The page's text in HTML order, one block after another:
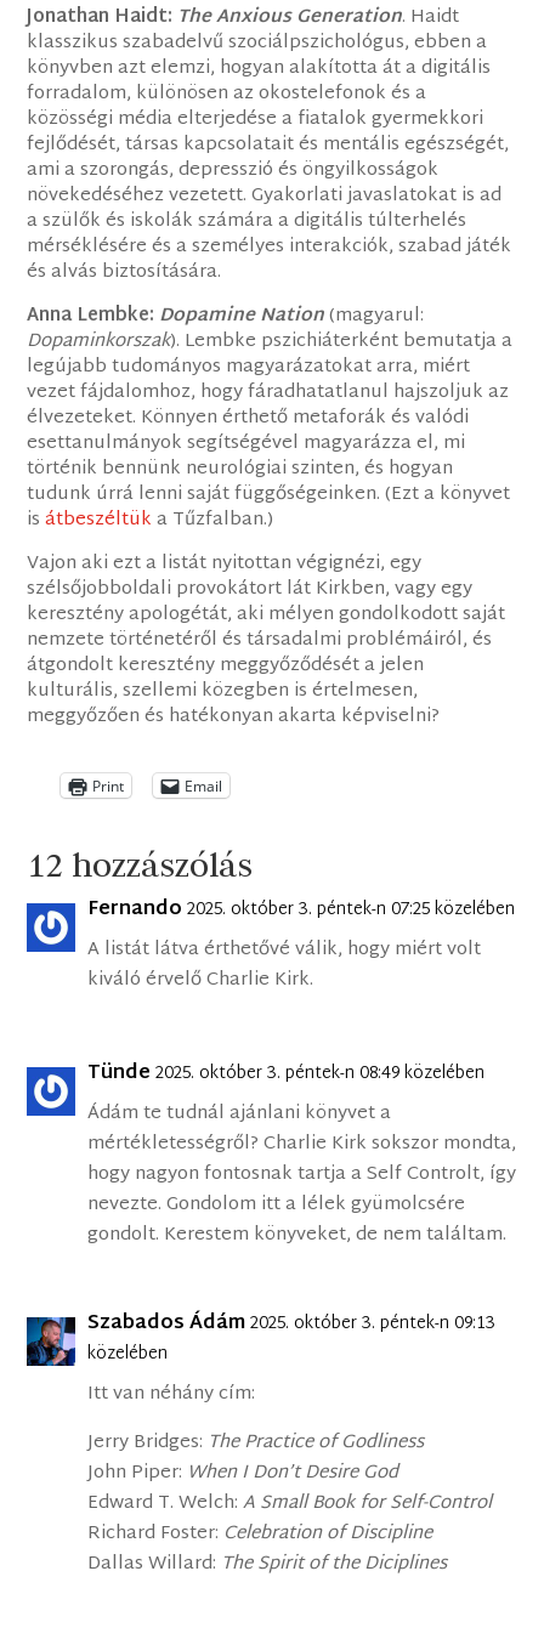
Jonathan Haidt: The Anxious Generation. Haidt
klasszikus szabadelvű szociálpszichológus, ebben a
könyvben azt elemzi, hogyan alakította át a digitális
forradalom, különösen az okostelefonok és a
közösségi média elterjedése a fiatalok gyermekkori
fejlődését, társas kapcsolatait és mentális egészségét,
ami a szorongás, depresszió és öngyilkosságok
növekedéséhez vezetett. Gyakorlati javaslatokat is ad
a szülők és iskolák számára a digitális túlterhelés
mérséklésére és a személyes interakciók, szabad játék
és alvás biztosítására.
Anna Lembke: Dopamine Nation(magyarul:
Dopaminkorszak). Lembke pszichiáterként bemutatja a
legújabb tudományos magyarázatokat arra, miért
vezet fájdalomhoz, hogy fáradhatatlanul hajszoljuk az
élvezeteket. Könnyen érthető metaforák és valódi
esettanulmányok segítségével magyarázza el, mi
történik bennünk neurológiai szinten, és hogyan
tudunk úrrá lenni saját függőségeinken. (Ezt a könyvet
isátbeszéltüka Tűzfalban.)
Vajon aki ezt a listát nyitottan végignézi, egy
szélsőjobboldali provokátort lát Kirkben, vagy egy
keresztény apologétát, aki mélyen gondolkodott saját
nemzete történetéről és társadalmi problémáiról, és
átgondolt keresztény meggyőződését a jelen
kulturális, szellemi közegben is értelmesen,
meggyőzően és hatékonyan akarta képviselni?
Print Email
12 hozzászólás
Fernando 2025. október 3. péntek-n 07:25 közelében
A listát látva érthetővé válik, hogy miért volt
kiváló érvelő Charlie Kirk.
Tünde 2025. október 3. péntek-n 08:49 közelében
Ádám te tudnál ajánlani könyvet a
mértékletességről? Charlie Kirk sokszor mondta,
hogy nagyon fontosnak tartja a Self Controlt, így
nevezte. Gondolom itt a lélek gyümolcsére
gondolt. Kerestem könyveket, de nem találtam.
Szabados Ádám2025. október 3. péntek-n 09:13
közelében
Itt van néhány cím:
Jerry Bridges: The Practice of Godliness
John Piper: When I Don’t Desire God
Edward T. Welch:A Small Book for Self-Control
Richard Foster: Celebration of Discipline
Dallas Willard: The Spirit of the Diciplines